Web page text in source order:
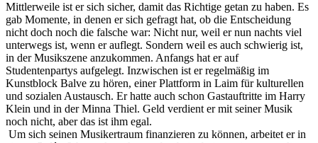
Mittlerweile ist er sich sicher, damit das Richtige getan zu haben. Es
gab Momente, in denen er sich gefragt hat, ob die Entscheidung
nicht doch noch die falsche war: Nicht nur, weil er nun nachts viel
unterwegs ist, wenn er auflegt. Sondern weil es auch schwierig ist,
in der Musikszene anzukommen. Anfangs hat er auf
Studentenpartys aufgelegt. Inzwischen ist er regelmäßig im
Kunstblock Balve zu hören, einer Plattform in Laim für kulturellen
und sozialen Austausch. Er hatte auch schon Gastauftritte im Harry
Klein und in der Minna Thiel. Geld verdient er mit seiner Musik
noch nicht, aber das ist ihm egal.
Um sich seinen Musikertraum finanzieren zu können, arbeitet er in